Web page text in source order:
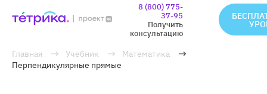
8 (800) 775-
37-95
Получить
консультацию
Главная Учебник
Математика
Перпендикулярные прямые